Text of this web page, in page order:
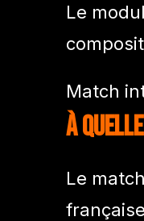
Le
Match
À
Le match